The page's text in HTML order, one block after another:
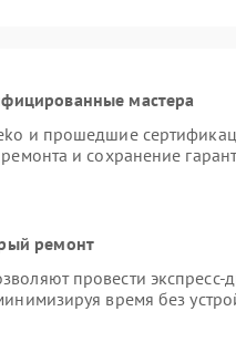
мастера
и прошедшие
и сохранение
ремонт
провести экспресс-
время без